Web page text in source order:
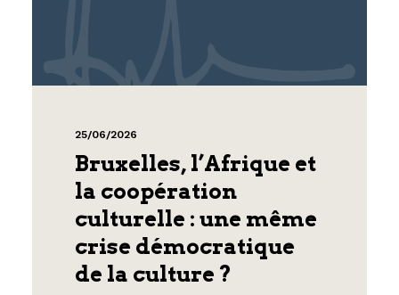
25/06/2026
Bruxelles, l’Afrique et
la coopération
culturelle : une même
crise démocratique
de la culture ?